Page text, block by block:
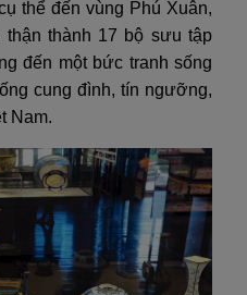
thể đến vùng Phú Xuân,
thành 17 bộ sưu tập
đến một bức tranh sống
cung đình, tín ngưỡng,
Nam.